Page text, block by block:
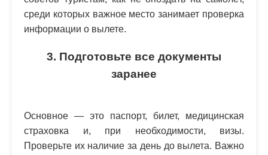
среди которых важное место занимает проверка
информации о вылете.
3. Подготовьте все документы
заранее
Основное — это паспорт, билет, медицинская
страховка и, при необходимости, визы.
Проверьте их наличие за день до вылета. Важно